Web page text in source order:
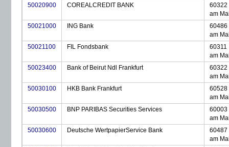
50020900
COREALCREDIT BANK
60322
am
50021000
ING Bank
60486
am
50021100
FIL Fondsbank
60311
am
50023400
Bank of Beirut Ndl Frankfurt
60322
am
50030100
HKB Bank Frankfurt
60528
am
50030500
BNP PARIBAS Securities Services
60003
am
50030600
Deutsche WertpapierService Bank
60487
am